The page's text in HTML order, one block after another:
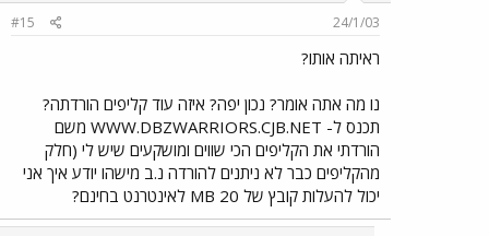
24/1/03
#15
ראיתה אותו?
נו מה אתה אומר? נכון יפה? איזה עוד קליפים הורדתה?
תכנס ל- WWW.DBZWARRIORS.CJB.NET משם
הורדתי את הקליפים הכי שווים ומושקעים שיש לי (חלק
מהקליפים כבר לא ניתנים להורדה נ.ב מישהו יודע איך אני
יכול להעלות קובץ של 20 MB לאינטרנט בחינם?